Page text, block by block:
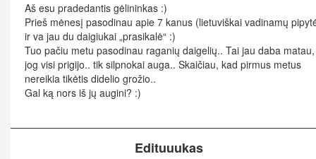
Aš esu pradedantis gėlininkas :)
Prieš mėnesį pasodinau apie 7 kanus (lietuviškai vadinamų
ir va jau du daigiukai „prasikalė“ :)
Tuo pačiu metu pasodinau raganių daigelių.. Tai jau daba matau,
jog visi prigijo.. tik silpnokai auga.. Skaičiau, kad pirmus metus
nereikia tikėtis didelio grožio..
Gal ką nors iš jų augini? :)
Edituuukas